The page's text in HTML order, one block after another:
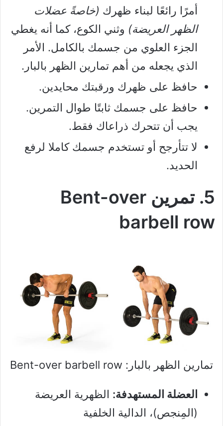
أمرًا رائعًا لبناء ظهرك (خاصةً عضلات
الظهر العريضة) وثني الكوع، كما أنه يغطي
الجزء العلوي من جسمك بالكامل. الأمر
الذي يجعله من أهم تمارين الظهر بالبار.
حافظ على ظهرك ورقبتك محايدين.
حافظ على جسمك ثابتًا طوال التمرين.
يجب أن تتحرك ذراعاك فقط.
لا تتأرجح أو تستخدم جسمك كاملا لرفع
الحديد.
5. تمرين Bent-over
barbell row
تمارين الظهر بالبار: Bent-over barbell row
العضلة المستهدفة: الظهرية العريضة
(المِنجص)، الدالية الخلفية